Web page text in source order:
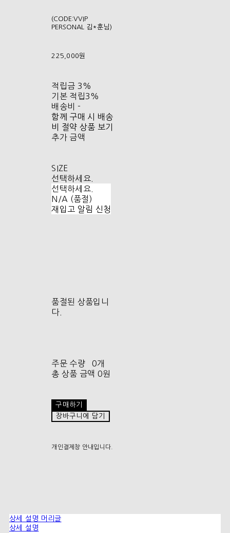
(CODE:VVIP
PERSONAL 김*훈님)
225,000원
적립금 3%
기본 적립3%
배송비 -
함께 구매 시 배송
비 절약 상품 보기
추가 금액
SIZE
선택하세요.
선택하세요.
N/A (품절)
재입고 알림 신청
품절된 상품입니
다.
주문 수량
0개
총 상품 금액 0원
구매하기
장바구니에 담기
개인결제창 안내입니다.
상세 설명 머리글
상세 설명